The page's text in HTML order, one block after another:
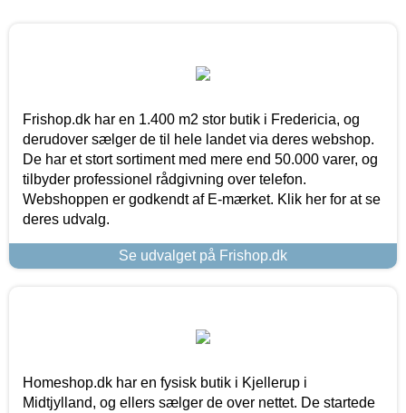
Frishop.dk har en 1.400 m2 stor butik i Fredericia, og
derudover sælger de til hele landet via deres webshop.
De har et stort sortiment med mere end 50.000 varer, og
tilbyder professionel rådgivning over telefon.
Webshoppen er godkendt af E-mærket. Klik her for at se
deres udvalg.
Se udvalget på Frishop.dk
Homeshop.dk har en fysisk butik i Kjellerup i
Midtjylland, og ellers sælger de over nettet. De startede